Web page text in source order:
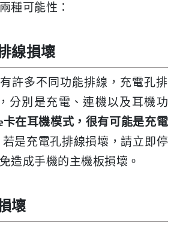
種可能性：
線損壞
許多不同功能排線，充電孔排
分別是充電、連機以及耳機功
卡在耳機模式，很有可能是充電
若是充電孔排線損壞，請立即停
造成手機的主機板損壞。
壞